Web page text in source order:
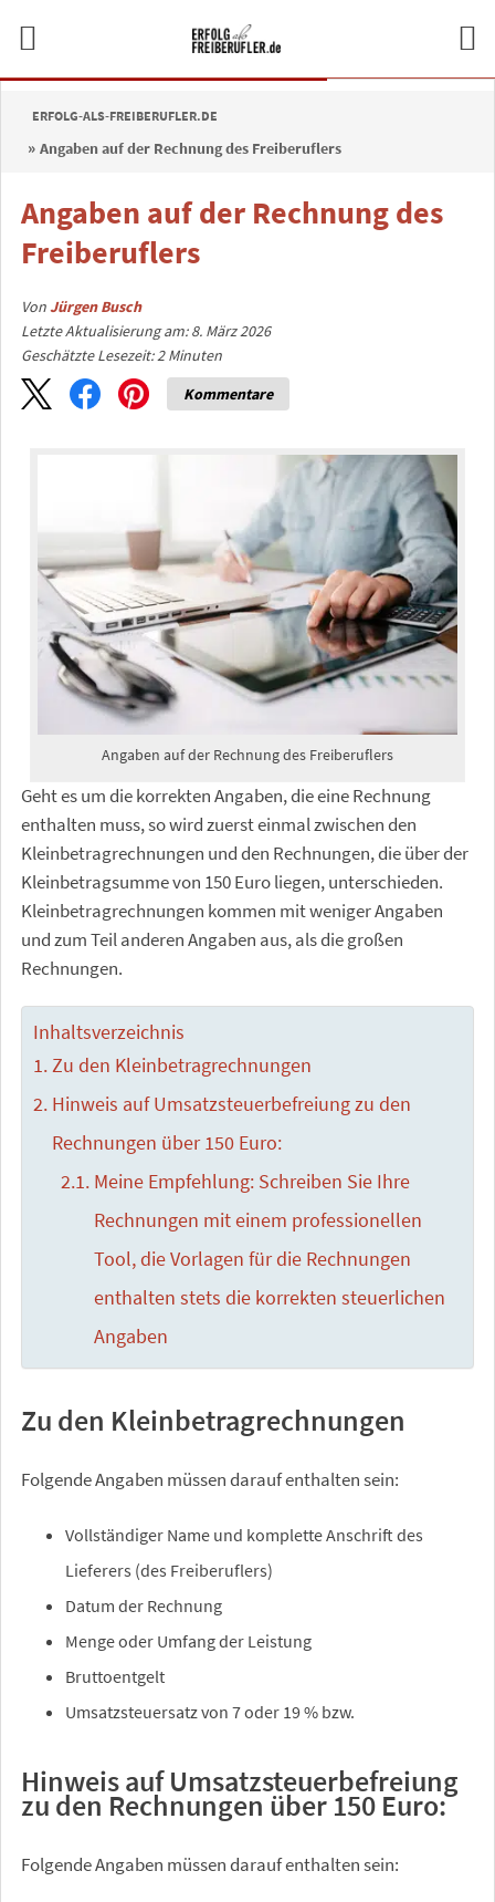
ERFOLG-ALS-FREIBERUFLER.DE
Angaben auf der Rechnung des Freiberuflers
Angaben auf der Rechnung des
Freiberuflers
VonJürgen Busch
Letzte Aktualisierung am: 8. März 2026
Geschätzte Lesezeit:2 Minuten
Kommentare
Angaben auf der Rechnung des Freiberuflers
Geht es um die korrekten Angaben, die eine Rechnung
enthalten muss, so wird zuerst einmal zwischen den
Kleinbetragrechnungen und den Rechnungen, die über der
Kleinbetragsumme von 150 Euro liegen, unterschieden.
Kleinbetragrechnungen kommen mit weniger Angaben
und zum Teil anderen Angaben aus, als die großen
Rechnungen.
Inhaltsverzeichnis
Zu den Kleinbetragrechnungen
Hinweis auf Umsatzsteuerbefreiung zu den
Rechnungen über 150 Euro:
Meine Empfehlung: Schreiben Sie Ihre
Rechnungen mit einem professionellen
Tool, die Vorlagen für die Rechnungen
enthalten stets die korrekten steuerlichen
Angaben
Zu den Kleinbetragrechnungen
Folgende Angaben müssen darauf enthalten sein:
Vollständiger Name und komplette Anschrift des
Lieferers (des Freiberuflers)
Datum der Rechnung
Menge oder Umfang der Leistung
Bruttoentgelt
Umsatzsteuersatz von 7 oder 19 % bzw.
Hinweis auf Umsatzsteuerbefreiung
zu den Rechnungen über 150 Euro:
Folgende Angaben müssen darauf enthalten sein: